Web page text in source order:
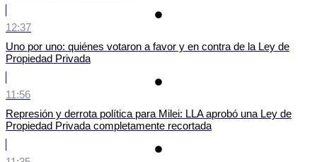
12:37
Uno por uno: quiénes votaron a favor y en contra de la Ley de
Propiedad Privada
11:56
Represión y derrota política para Milei: LLA aprobó una Ley de
Propiedad Privada completamente recortada